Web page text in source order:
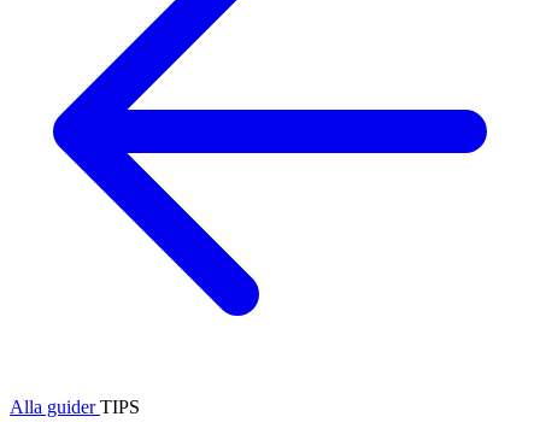
Alla guiderTIPS